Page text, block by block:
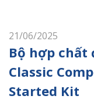
21/06/2025
Bộ hợp chất
Classic
Started Kit